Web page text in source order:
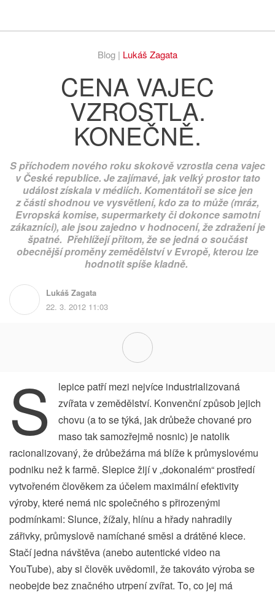
Blog | Lukáš Zagata
CENA VAJEC
VZROSTLA.
KONEČNĚ.
S příchodem nového roku skokově vzrostla cena vajec
v České republice. Je zajímavé, jak velký prostor tato
událost získala v médiích. Komentátoři se sice jen
z části shodnou ve vysvětlení, kdo za to může (mráz,
Evropská komise, supermarkety či dokonce samotní
zákazníci), ale jsou zajedno v hodnocení, že zdražení je
špatné. Přehlížejí přitom, že se jedná o součást
obecnější proměny zemědělství v Evropě, kterou lze
hodnotit spíše kladně.
Lukáš Zagata
22. 3. 2012 11:03
S
lepice patří mezi nejvíce industrializovaná
zvířata v zemědělství. Konvenční způsob jejich
chovu (a to se týká, jak drůbeže chované pro
maso tak samozřejmě nosnic) je natolik
racionalizovaný, že drůbežárna má blíže k průmyslovému
podniku než k farmě. Slepice žijí v „dokonalém“ prostředí
vytvořeném člověkem za účelem maximální efektivity
výroby, které nemá nic společného s přirozenými
podmínkami: Slunce, žížaly, hlínu a hřady nahradily
zářivky, průmyslově namíchané směsi a drátěné klece.
Stačí jedna návštěva (anebo autentické video na
YouTube), aby si člověk uvědomil, že takováto výroba se
neobejde bez značného utrpení zvířat. To, co jej má